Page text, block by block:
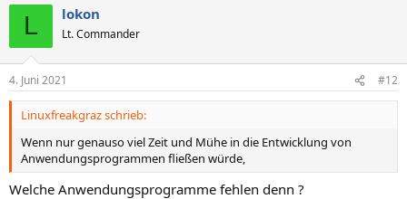
L lokon
Lt. Commander
4. Juni 2021 #12
Linuxfreakgraz schrieb:
Wenn nur genauso viel Zeit und Mühe in die Entwicklung von
Anwendungsprogrammen fließen würde,
Welche Anwendungsprogramme fehlen denn ?